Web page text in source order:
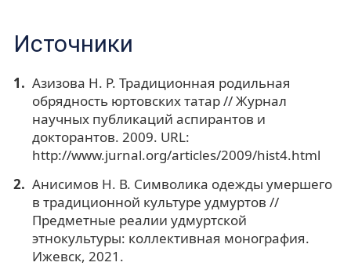
Источники
Азизова Н. Р. Традиционная родильная
обрядность юртовских татар // Журнал
научных публикаций аспирантов и
докторантов. 2009. URL:
http://www.jurnal.org/articles/2009/hist4.html
Анисимов Н. В. Символика одежды умершего
в традиционной культуре удмуртов //
Предметные реалии удмуртской
этнокультуры: коллективная монография.
Ижевск, 2021.